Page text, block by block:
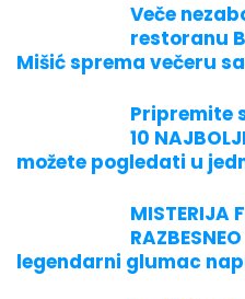
Veče
restoranu
Mišić sprema večeru
Pripremite
10
možete pogledati u
MISTERIJA
legendarni glumac